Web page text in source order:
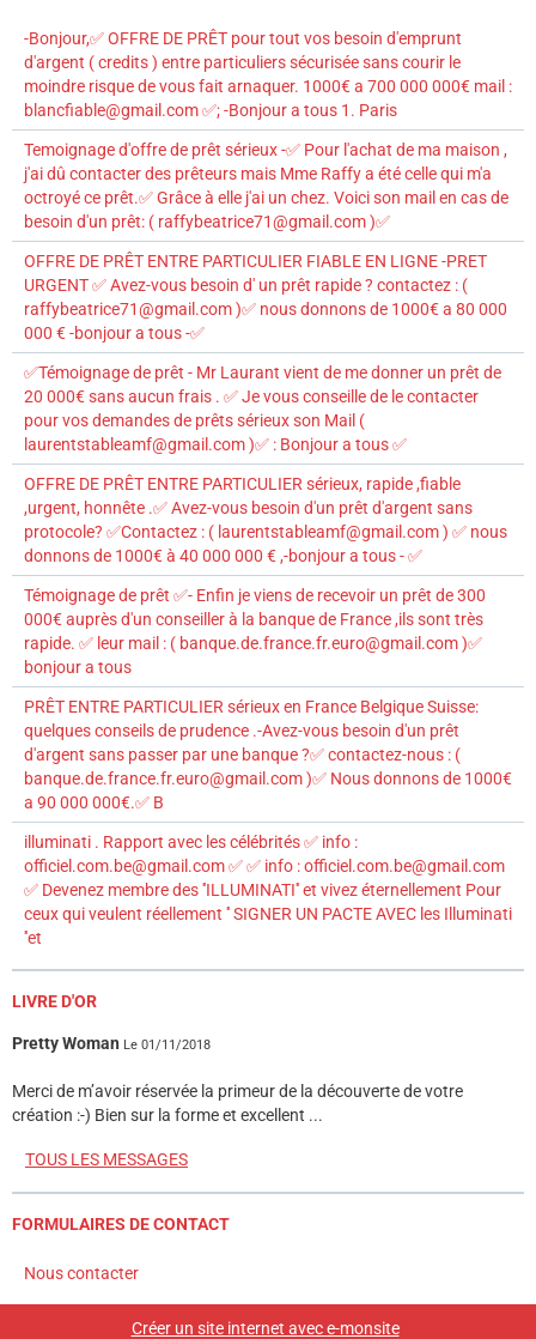
-Bonjour,✅ OFFRE DE PRÊT pour tout vos besoin d'emprunt
d'argent ( credits ) entre particuliers sécurisée sans courir le
moindre risque de vous fait arnaquer. 1000€ a 700 000 000€ mail :
blancfiable@gmail.com ✅; -Bonjour a tous 1. Paris
Temoignage d'offre de prêt sérieux -✅ Pour l'achat de ma maison ,
j'ai dû contacter des prêteurs mais Mme Raffy a été celle qui m'a
octroyé ce prêt.✅ Grâce à elle j'ai un chez. Voici son mail en cas de
besoin d'un prêt: ( raffybeatrice71@gmail.com )✅
OFFRE DE PRÊT ENTRE PARTICULIER FIABLE EN LIGNE -PRET
URGENT ✅ Avez-vous besoin d' un prêt rapide ? contactez : (
raffybeatrice71@gmail.com )✅ nous donnons de 1000€ a 80 000
000 € -bonjour a tous -✅
✅Témoignage de prêt - Mr Laurant vient de me donner un prêt de
20 000€ sans aucun frais . ✅ Je vous conseille de le contacter
pour vos demandes de prêts sérieux son Mail (
laurentstableamf@gmail.com )✅ : Bonjour a tous ✅
OFFRE DE PRÊT ENTRE PARTICULIER sérieux, rapide ,fiable
,urgent, honnête .✅ Avez-vous besoin d'un prêt d'argent sans
protocole? ✅Contactez : ( laurentstableamf@gmail.com ) ✅ nous
donnons de 1000€ à 40 000 000 € ,-bonjour a tous - ✅
Témoignage de prêt ✅- Enfin je viens de recevoir un prêt de 300
000€ auprès d'un conseiller à la banque de France ,ils sont très
rapide. ✅ leur mail : ( banque.de.france.fr.euro@gmail.com )✅
bonjour a tous
PRÊT ENTRE PARTICULIER sérieux en France Belgique Suisse:
quelques conseils de prudence .-Avez-vous besoin d'un prêt
d'argent sans passer par une banque ?✅ contactez-nous : (
banque.de.france.fr.euro@gmail.com )✅ Nous donnons de 1000€
a 90 000 000€.✅ B
illuminati . Rapport avec les célébrités ✅ info :
officiel.com.be@gmail.com ✅ ✅ info : officiel.com.be@gmail.com
✅ Devenez membre des ''ILLUMINATI'' et vivez éternellement Pour
ceux qui veulent réellement '' SIGNER UN PACTE AVEC les Illuminati
''et
LIVRE D'OR
Pretty Woman Le 01/11/2018
Merci de m’avoir réservée la primeur de la découverte de votre
création :-) Bien sur la forme et excellent ...
TOUS LES MESSAGES
FORMULAIRES DE CONTACT
Nous contacter
Créer un site internet avec e-monsite